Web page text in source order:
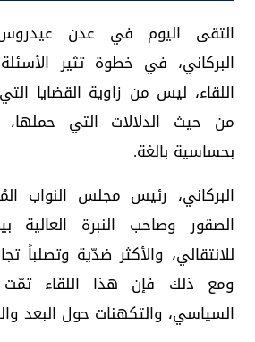
التقى اليوم في عدن
البركاني، في خطوة تثير
اللقاء، ليس من زاوية القضايا
من حيث الدلالات التي حملها،
بحساسية بالغة.
البركاني، رئيس مجلس النواب
الصقور وصاحب النبرة العالية
للانتقالي، والأكثر ضدّية وتصلباً
ومع ذلك فإن هذا اللقاء تمّت
السياسي، والتكهنات حول البعد